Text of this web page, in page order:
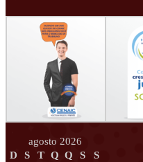
agosto 2026
D
S T Q Q S
S